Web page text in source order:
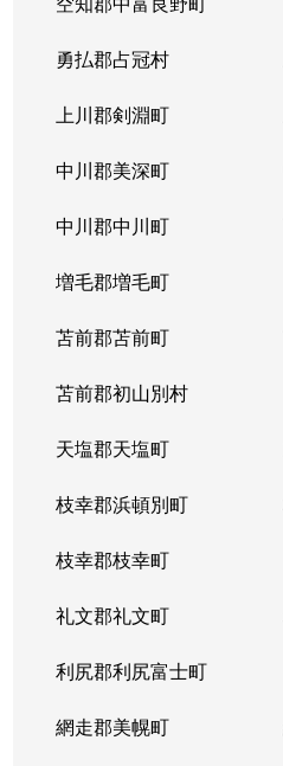
勇払郡占冠村
上川郡剣淵町
中川郡美深町
中川郡中川町
増毛郡増毛町
苫前郡苫前町
苫前郡初山別村
天塩郡天塩町
枝幸郡浜頓別町
枝幸郡枝幸町
礼文郡礼文町
利尻郡利尻富士町
網走郡美幌町